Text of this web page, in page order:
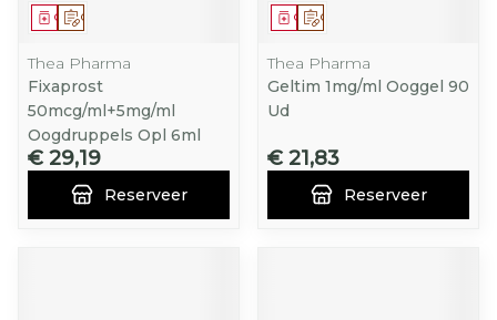
Op voorschrift
Geneesmiddel
Thea Pharma
Fixaprost
50mcg/ml+5mg/ml
Oogdruppels Opl 6ml
€ 29,19
Reserveer
Op voorschrift
Geneesmiddel
Thea Pharma
Geltim 1mg/ml Ooggel 90
Ud
€ 21,83
Reserveer